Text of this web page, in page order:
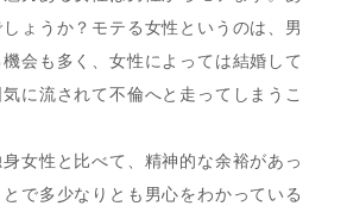
ょうか？モテる女性というのは、男
会も多く、女性によっては結婚して
に流されて不倫へと走ってしまうこ
女性と比べて、精神的な余裕があっ
で多少なりとも男心をわかっている